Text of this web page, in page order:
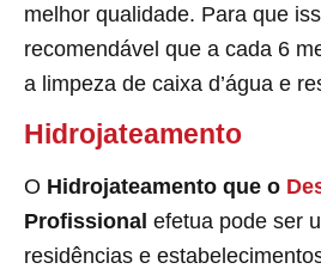
melhor qualidade. Para que
recomendável que a cada 6
a limpeza de caixa d’água e
Hidrojateamento
O Hidrojateamento que o
Profissional efetua pode ser
residências e